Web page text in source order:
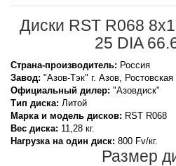
Диски RST R068
25 DIA
Страна-производитель: Россия
Завод: "Азов-Тэк" г. Азов, Ростовская
Официальный дилер: "Азовдиск"
Тип диска: Литой
Марка и модель дисков: RST R068
Вес диска: 11,28 кг.
Нагрузка на один диск: 800 Fv/кг.
Размер